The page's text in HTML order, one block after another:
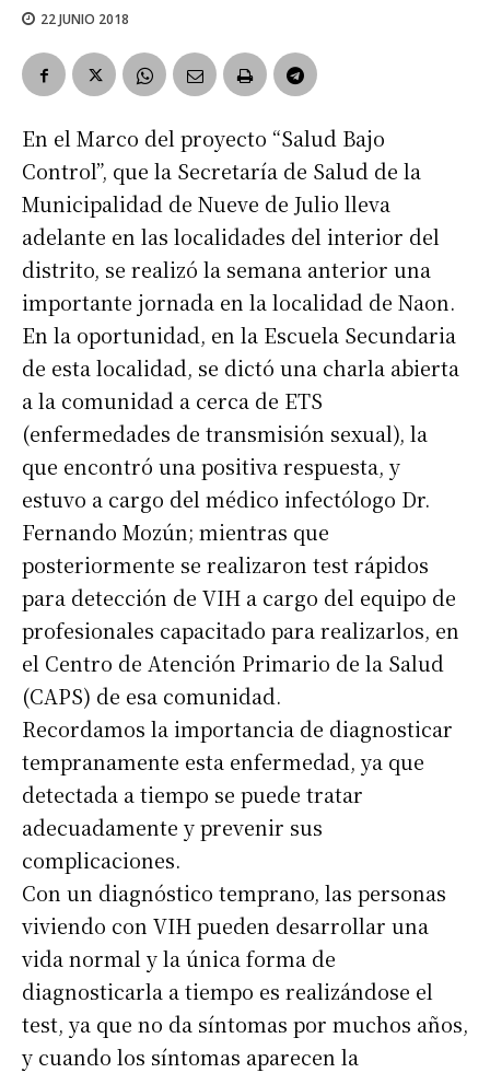
22 JUNIO 2018
En el Marco del proyecto “Salud Bajo
Control”, que la Secretaría de Salud de la
Municipalidad de Nueve de Julio lleva
adelante en las localidades del interior del
distrito, se realizó la semana anterior una
importante jornada en la localidad de Naon.
En la oportunidad, en la Escuela Secundaria
de esta localidad, se dictó una charla abierta
a la comunidad a cerca de ETS
(enfermedades de transmisión sexual), la
que encontró una positiva respuesta, y
estuvo a cargo del médico infectólogo Dr.
Fernando Mozún; mientras que
posteriormente se realizaron test rápidos
para detección de VIH a cargo del equipo de
profesionales capacitado para realizarlos, en
el Centro de Atención Primario de la Salud
(CAPS) de esa comunidad.
Recordamos la importancia de diagnosticar
tempranamente esta enfermedad, ya que
detectada a tiempo se puede tratar
adecuadamente y prevenir sus
complicaciones.
Con un diagnóstico temprano, las personas
viviendo con VIH pueden desarrollar una
vida normal y la única forma de
diagnosticarla a tiempo es realizándose el
test, ya que no da síntomas por muchos años,
y cuando los síntomas aparecen la